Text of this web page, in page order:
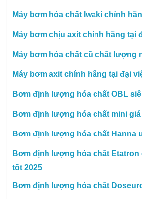
Máy bơm hóa chất Iwaki chính
Máy bơm chịu axit chính hãng tại
Máy bơm hóa chất cũ chất lượng
Máy bơm axit chính hãng tại đại
Bơm định lượng hóa chất OBL
Bơm định lượng hóa chất mini giá
Bơm định lượng hóa chất Hanna
Bơm định lượng hóa chất
tốt 2025
Bơm định lượng hóa chất